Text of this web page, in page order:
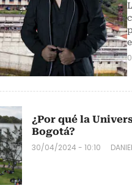
¿Por qué la
Bogotá?
30/04/2024 - 10:10